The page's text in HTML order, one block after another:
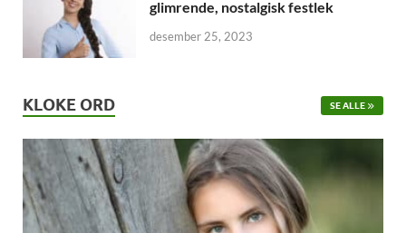
glimrende, nostalgisk festlek
desember 25, 2023
KLOKE ORD SE ALLE